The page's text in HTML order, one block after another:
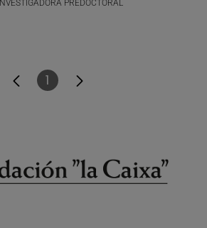
INVESTIGADORA PREDOCTORAL
Página
1